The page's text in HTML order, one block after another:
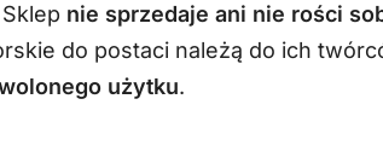
nie sprzedaje ani nie rości
do postaci należą do ich
użytku.